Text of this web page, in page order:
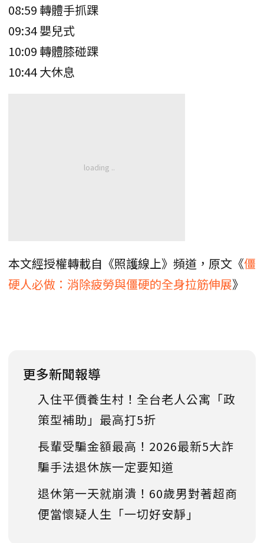
08:59 轉體手抓踝
09:34 嬰兒式
10:09 轉體膝碰踝
10:44 大休息
本文經授權轉載自《照護線上》頻道，原文《僵
硬人必做：消除疲勞與僵硬的全身拉筋伸展》
更多新聞報導
入住平價養生村！全台老人公寓「政
策型補助」最高打5折
長輩受騙金額最高！2026最新5大詐
騙手法退休族一定要知道
退休第一天就崩潰！60歲男對著超商
便當懷疑人生「一切好安靜」